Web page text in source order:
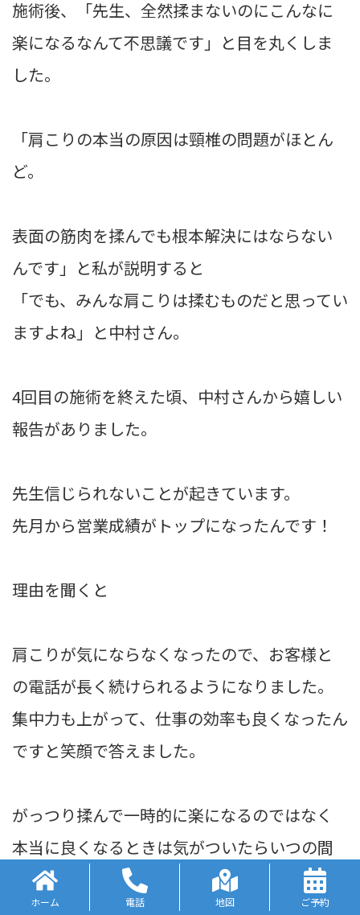
施術後、「先生、全然揉まないのにこんなに
楽になるなんて不思議です」と目を丸くしま
した。
「肩こりの本当の原因は頸椎の問題がほとん
ど。
表面の筋肉を揉んでも根本解決にはならない
んです」と私が説明すると
「でも、みんな肩こりは揉むものだと思ってい
ますよね」と中村さん。
4回目の施術を終えた頃、中村さんから嬉しい
報告がありました。
先生信じられないことが起きています。
先月から営業成績がトップになったんです！
理由を聞くと
肩こりが気にならなくなったので、お客様と
の電話が長く続けられるようになりました。
集中力も上がって、仕事の効率も良くなったん
ですと笑顔で答えました。
がっつり揉んで一時的に楽になるのではなく
本当に良くなるときは気がついたらいつの間
にか肩こりがなくなる。それが正しい整体な
ホーム 電話 地図 ご予約